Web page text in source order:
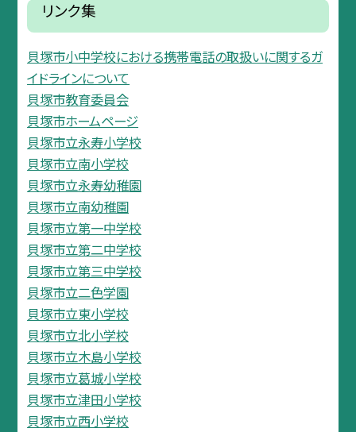
リンク集
貝塚市小中学校における携帯電話の取扱いに関するガ
イドラインについて
貝塚市教育委員会
貝塚市ホームページ
貝塚市立永寿小学校
貝塚市立南小学校
貝塚市立永寿幼稚園
貝塚市立南幼稚園
貝塚市立第一中学校
貝塚市立第二中学校
貝塚市立第三中学校
貝塚市立二色学園
貝塚市立東小学校
貝塚市立北小学校
貝塚市立木島小学校
貝塚市立葛城小学校
貝塚市立津田小学校
貝塚市立西小学校